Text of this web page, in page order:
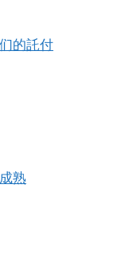
的託付
熟